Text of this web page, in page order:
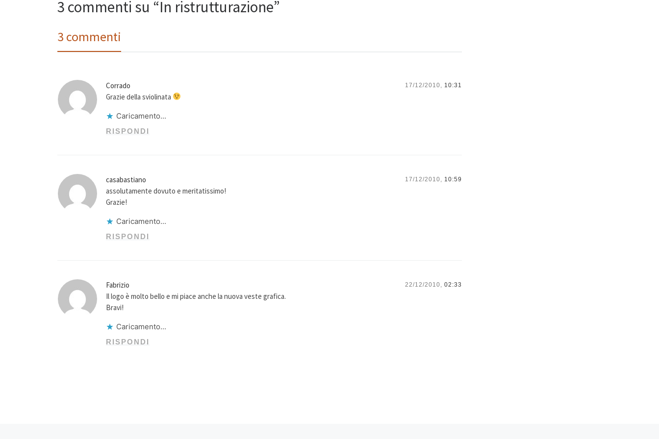
3 commenti su “In ristrutturazione”
3 commenti
Corrado 17/12/2010, 10:31
Grazie della sviolinata
Caricamento...
RISPONDI
casabastiano 17/12/2010, 10:59
assolutamente dovuto e meritatissimo!
Grazie!
Caricamento...
RISPONDI
Fabrizio 22/12/2010, 02:33
Il logo è molto bello e mi piace anche la nuova veste grafica.
Bravi!
Caricamento...
RISPONDI